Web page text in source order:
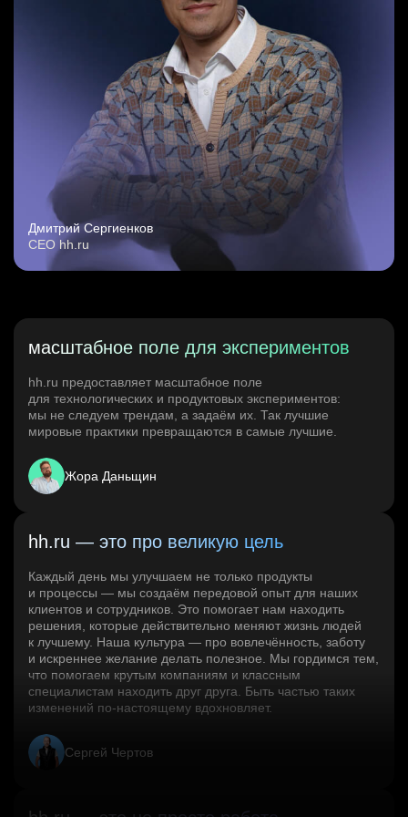
Дмитрий Сергиенков
CEO hh.ru
масштабное поле для экспериментов
hh.ru предоставляет масштабное поле
для технологических и продуктовых экспериментов:
мы не следуем трендам, а задаём их. Так лучшие
мировые практики превращаются в самые лучшие.
Жора Даньщин
hh.ru — это про великую цель
Каждый день мы улучшаем не только продукты
и процессы — мы создаём передовой опыт для наших
клиентов и сотрудников. Это помогает нам находить
решения, которые действительно меняют жизнь людей
к лучшему. Наша культура — про вовлечённость, заботу
и искреннее желание делать полезное. Мы гордимся тем,
что помогаем крутым компаниям и классным
специалистам находить друг друга. Быть частью таких
изменений по‑настоящему вдохновляет.
Сергей Чертов